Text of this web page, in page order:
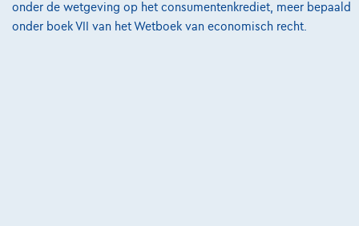
onder de wetgeving op het consumentenkrediet, meer bepaald
onder boek VII van het Wetboek van economisch recht.